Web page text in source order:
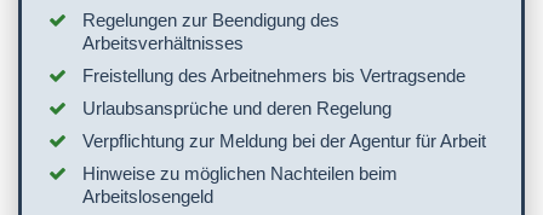
Regelungen zur Beendigung des
Arbeitsverhältnisses
Freistellung des Arbeitnehmers bis Vertragsende
Urlaubsansprüche und deren Regelung
Verpflichtung zur Meldung bei der Agentur für Arbeit
Hinweise zu möglichen Nachteilen beim
Arbeitslosengeld